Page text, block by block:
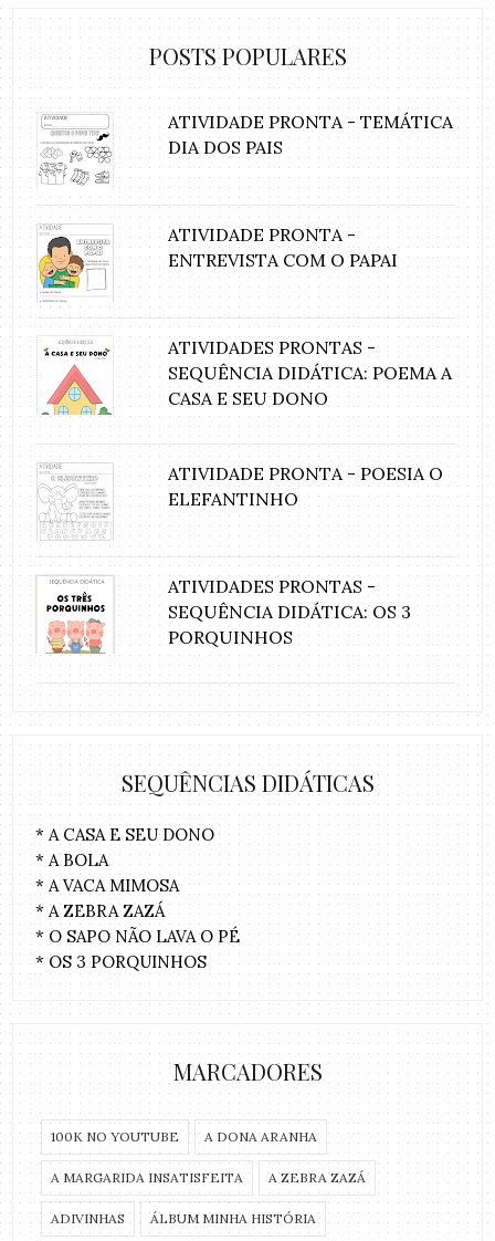
POSTS POPULARES
ATIVIDADE PRONTA - TEMÁTICA
DIA DOS PAIS
ATIVIDADE PRONTA -
ENTREVISTA COM O PAPAI
ATIVIDADES PRONTAS -
SEQUÊNCIA DIDÁTICA: POEMA A
CASA E SEU DONO
ATIVIDADE PRONTA - POESIA O
ELEFANTINHO
ATIVIDADES PRONTAS -
SEQUÊNCIA DIDÁTICA: OS 3
PORQUINHOS
SEQUÊNCIAS DIDÁTICAS
* A CASA E SEU DONO
* A BOLA
* A VACA MIMOSA
* A ZEBRA ZAZÁ
* O SAPO NÃO LAVA O PÉ
* OS 3 PORQUINHOS
MARCADORES
100K NO YOUTUBE A DONA ARANHA
A MARGARIDA INSATISFEITA A ZEBRA ZAZÁ
ADIVINHAS ÁLBUM MINHA HISTÓRIA